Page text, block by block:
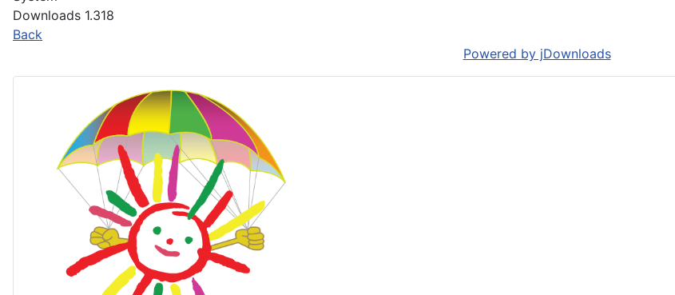
Downloads 1.318
Back
Powered by jDownloads